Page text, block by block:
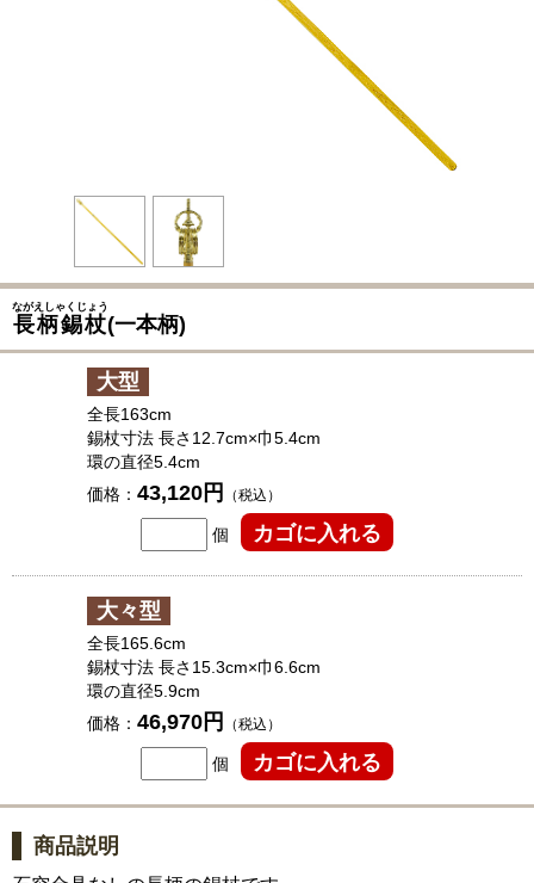
長柄錫杖
ながえしゃくじょう
(一本柄)
大型
全長163cm
錫杖寸法 長さ12.7cm×巾5.4cm
環の直径5.4cm
価格： 43,120円 （税込）
個
大々型
全長165.6cm
錫杖寸法 長さ15.3cm×巾6.6cm
環の直径5.9cm
価格： 46,970円 （税込）
個
商品説明